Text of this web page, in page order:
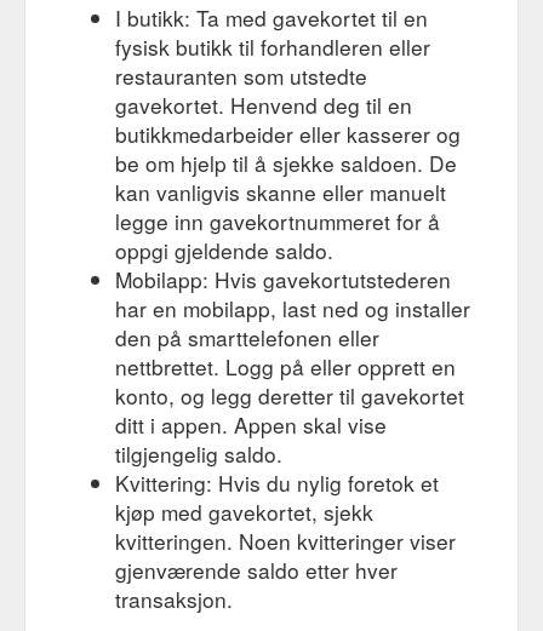
I butikk: Ta med gavekortet til en
fysisk butikk til forhandleren eller
restauranten som utstedte
gavekortet. Henvend deg til en
butikkmedarbeider eller kasserer og
be om hjelp til å sjekke saldoen. De
kan vanligvis skanne eller manuelt
legge inn gavekortnummeret for å
oppgi gjeldende saldo.
Mobilapp: Hvis gavekortutstederen
har en mobilapp, last ned og installer
den på smarttelefonen eller
nettbrettet. Logg på eller opprett en
konto, og legg deretter til gavekortet
ditt i appen. Appen skal vise
tilgjengelig saldo.
Kvittering: Hvis du nylig foretok et
kjøp med gavekortet, sjekk
kvitteringen. Noen kvitteringer viser
gjenværende saldo etter hver
transaksjon.